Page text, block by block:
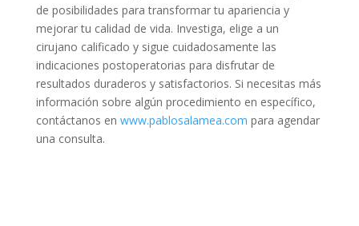
de posibilidades para transformar tu apariencia y
mejorar tu calidad de vida. Investiga, elige a un
cirujano calificado y sigue cuidadosamente las
indicaciones postoperatorias para disfrutar de
resultados duraderos y satisfactorios. Si necesitas más
información sobre algún procedimiento en específico,
contáctanos en www.pablosalamea.com para agendar
una consulta.